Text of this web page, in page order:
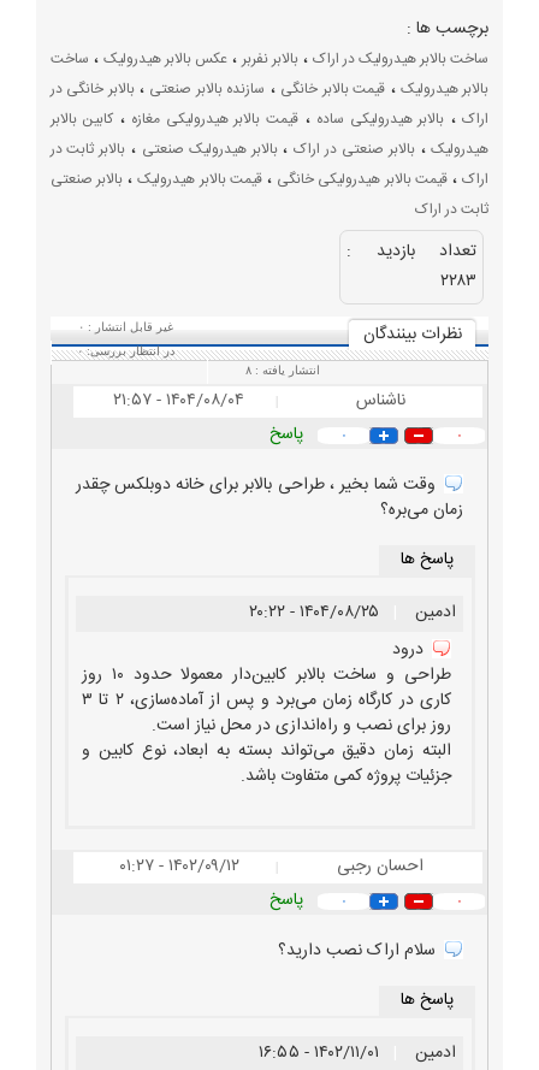
برچسب ها :
ساخت بالابر هیدرولیک در اراک، بالابر نفربر،عکس بالابر هیدرولیک ، ساخت
بالابر هیدرولیک ، قیمت بالابر خانگی ، سازنده بالابر صنعتی ،بالابر خانگی در
اراک، بالابر هیدرولیکی ساده ، قیمت بالابر هیدرولیکی مغازه ، کابین بالابر
هیدرولیک،بالابر صنعتی در اراک،بالابر هیدرولیک صنعتی ، بالابر ثابت در
اراک،قیمت بالابر هیدرولیکی خانگی ،قیمت بالابر هیدرولیک،بالابر صنعتی
ثابت در اراک
تعداد بازديد :
۲۲۸۳
نظرات بينندگان
غیر قابل انتشار : ۰
در انتظار بررسی:۰
انتشار یافته :۸
ناشناس | ۱۴۰۴/۰۸/۰۴ - ۲۱:۵۷
۰ ۰
پاسخ
وقت شما بخیر ، طراحی بالابر برای خانه دوبلکس چقدر
زمان می‌بره؟
پاسخ ها
ادمین
۱۴۰۴/۰۸/۲۵ - ۲۰:۲۲
درود
طراحی و ساخت بالابر کابین‌دار معمولا حدود ۱۰ روز
کاری در کارگاه زمان می‌برد و پس از آماده‌سازی، ۲ تا ۳
روز برای نصب و راه‌اندازی در محل نیاز است.
البته زمان دقیق می‌تواند بسته به ابعاد، نوع کابین و
جزئیات پروژه کمی متفاوت باشد.
احسان رجبی | ۱۴۰۲/۰۹/۱۲ - ۰۱:۲۷
۰ ۰
پاسخ
سلام اراک نصب دارید؟
پاسخ ها
ادمین
۱۴۰۲/۱۱/۰۱ - ۱۶:۵۵